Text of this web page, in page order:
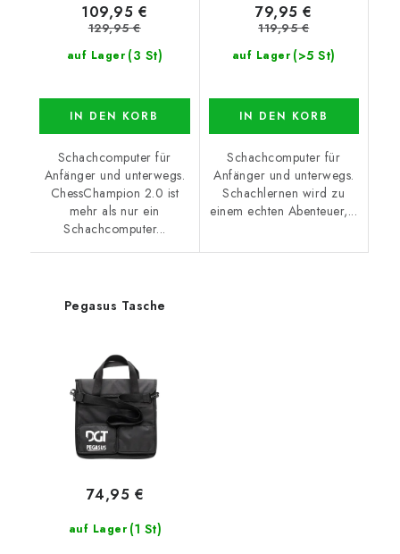
auf Lager (3 St)
109,95 €
129,95 €
IN DEN KORB
Schachcomputer für
Anfänger und unterwegs.
ChessChampion 2.0 ist
mehr als nur ein
Schachcomputer...
auf Lager (>5 St)
79,95 €
119,95 €
IN DEN KORB
Schachcomputer für
Anfänger und unterwegs.
Schachlernen wird zu
einem echten Abenteuer,...
Pegasus Tasche
auf Lager (1 St)
74,95 €